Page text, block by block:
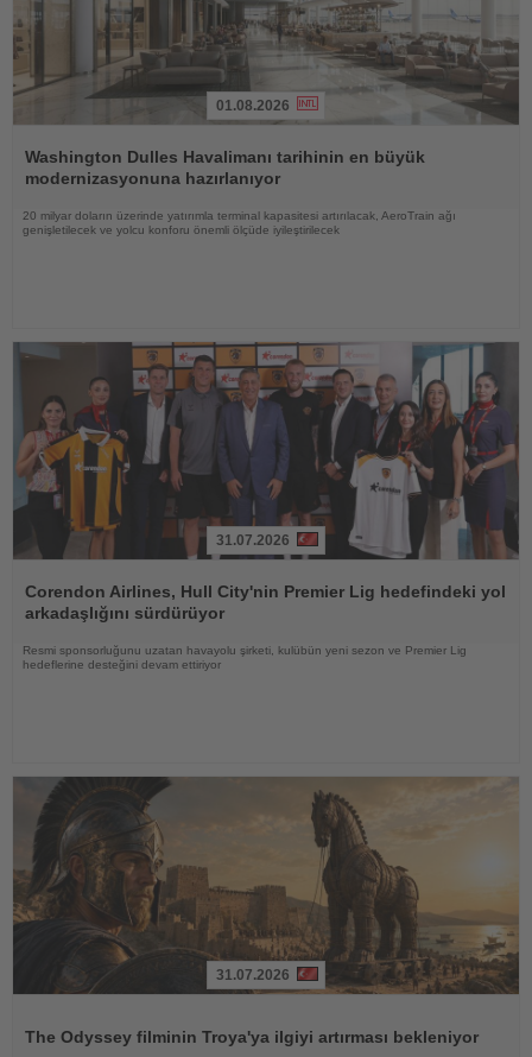
Oku
01.08.2026
Washington Dulles Havalimanı tarihinin en büyük
modernizasyonuna hazırlanıyor
20 milyar doların üzerinde yatırımla terminal kapasitesi artırılacak, AeroTrain ağı
genişletilecek ve yolcu konforu önemli ölçüde iyileştirilecek
Oku
31.07.2026
Corendon Airlines, Hull City'nin Premier Lig hedefindeki yol
arkadaşlığını sürdürüyor
Resmi sponsorluğunu uzatan havayolu şirketi, kulübün yeni sezon ve Premier Lig
hedeflerine desteğini devam ettiriyor
31.07.2026
The Odyssey filminin Troya'ya ilgiyi artırması bekleniyor